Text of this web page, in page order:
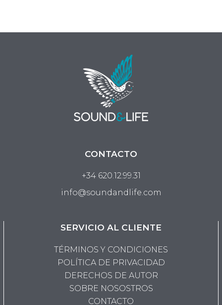
CONTACTO
+34 620.12.99.31
info@soundandlife.com
SERVICIO AL CLIENTE
TÉRMINOS Y CONDICIONES
POLÍTICA DE PRIVACIDAD
DERECHOS DE AUTOR
SOBRE NOSOSTROS
CONTACTO